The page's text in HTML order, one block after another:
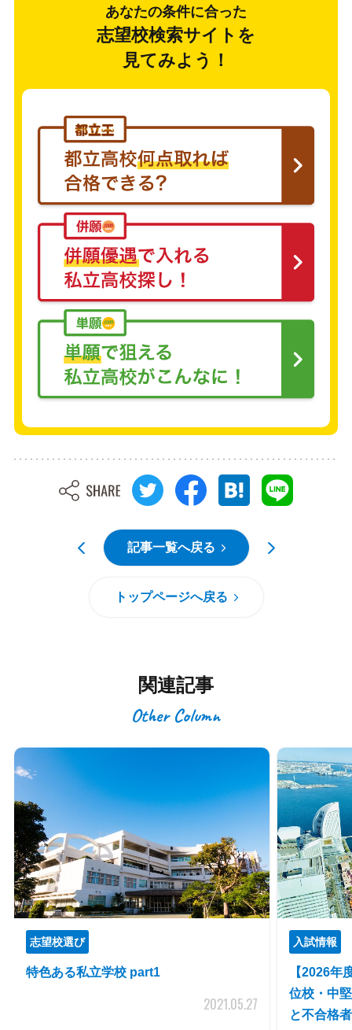
あなたの条件に合った
志望校検索サイトを
見てみよう！
記事一覧へ戻る
トップページへ戻る
関連記事
Other Column
志望校選び
特色ある私立学校 part1
2021.05.27
入試情報
【2026年
位校・中
と不合格